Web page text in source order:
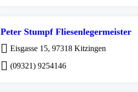
Peter Stumpf Fliesenlegermeister
Eisgasse 15, 97318 Kitzingen
(09321) 9254146